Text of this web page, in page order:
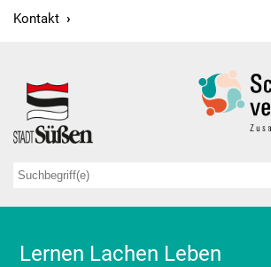
Kontakt
Schulleitung
Lernen Lachen Leben